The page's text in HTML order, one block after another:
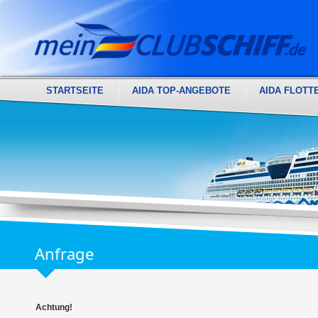
STARTSEITE AIDA TOP-ANGEBOTE AIDA
Anfrage
Achtung!